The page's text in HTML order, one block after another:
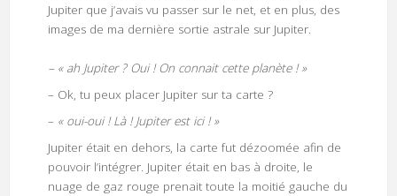
Jupiter que j’avais vu passer sur le net, et en plus, des
images de ma dernière sortie astrale sur Jupiter.
– « ah Jupiter ? Oui ! On connait cette planète ! »
– Ok, tu peux placer Jupiter sur ta carte ?
– « oui-oui ! Là ! Jupiter est ici ! »
Jupiter était en dehors, la carte fut dézoomée afin de
pouvoir l’intégrer. Jupiter était en bas à droite, le
nuage de gaz rouge prenait toute la moitié gauche du